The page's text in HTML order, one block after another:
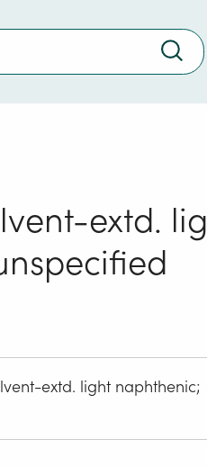
Trykk
søke
extd. lig
extd. light naphthenic;